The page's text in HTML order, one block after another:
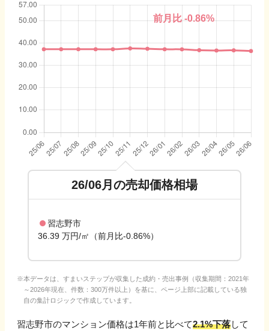
前月比-0.86%
26/06月の売却価格相場
習志野市
36.39 万円/㎡（前月比-0.86%）
本データは、すまいステップが収集した成約・売出事例（収集期間：2021年
～2026年現在、件数：300万件以上）を基に、ページ上部に記載している独
自の集計ロジックで作成しています。
習志野市のマンション価格は1年前と比べて2.1%下落して